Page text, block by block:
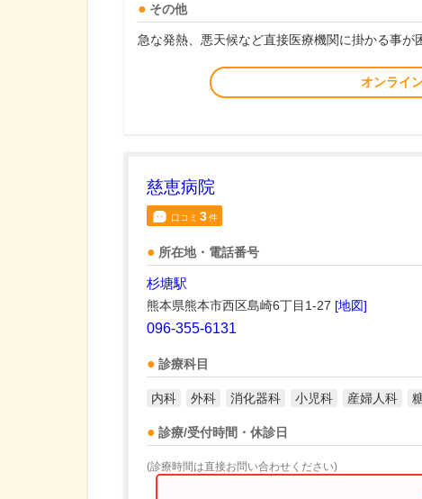
その他
急な発熱、悪天候など直接医療機関に掛かる事が
オンライ
慈恵病院
口コミ 3件
所在地・電話番号
杉塘駅
熊本県熊本市西区島崎6丁目1-27 [地図]
096-355-6131
診療科目
内科 外科 消化器科 小児科 産婦人科
診療/受付時間・休診日
(診療時間は直接お問い合わせください)